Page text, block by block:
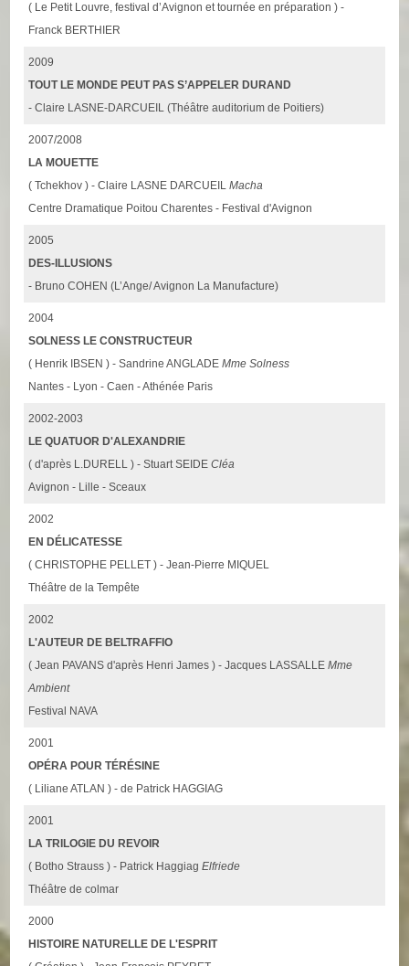
( Le Petit Louvre, festival d’Avignon et tournée en préparation ) -
Franck BERTHIER
2009
TOUT LE MONDE PEUT PAS S’APPELER DURAND
- Claire LASNE-DARCUEIL (Théâtre auditorium de Poitiers)
2007/2008
LA MOUETTE
( Tchekhov ) - Claire LASNE DARCUEILMacha
Centre Dramatique Poitou Charentes - Festival d'Avignon
2005
DES-ILLUSIONS
- Bruno COHEN (L’Ange/ Avignon La Manufacture)
2004
SOLNESS LE CONSTRUCTEUR
( Henrik IBSEN ) - Sandrine ANGLADEMme Solness
Nantes - Lyon - Caen - Athénée Paris
2002-2003
LE QUATUOR D'ALEXANDRIE
( d'après L.DURELL ) - Stuart SEIDECléa
Avignon - Lille - Sceaux
2002
EN DÉLICATESSE
( CHRISTOPHE PELLET ) - Jean-Pierre MIQUEL
Théâtre de la Tempête
2002
L'AUTEUR DE BELTRAFFIO
( Jean PAVANS d'après Henri James ) - Jacques LASSALLEMme
Ambient
Festival NAVA
2001
OPÉRA POUR TÉRÉSINE
( Liliane ATLAN ) - de Patrick HAGGIAG
2001
LA TRILOGIE DU REVOIR
( Botho Strauss ) - Patrick HaggiagElfriede
Théâtre de colmar
2000
HISTOIRE NATURELLE DE L'ESPRIT